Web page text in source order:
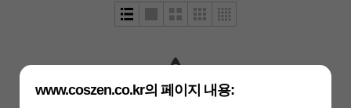
상품 준비중 입니다.
www.coszen.co.kr의 페이지 내용: